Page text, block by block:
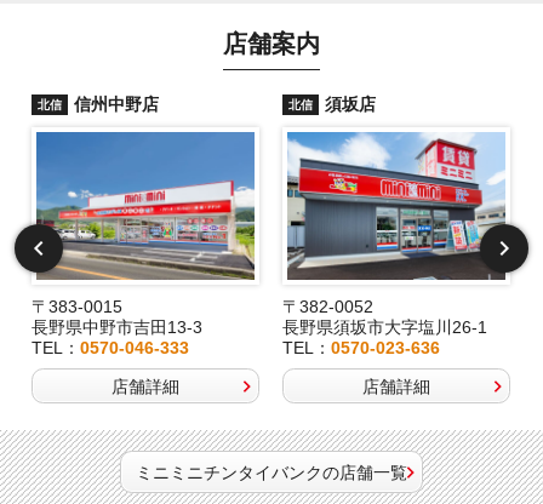
店舗案内
北信 信州中野店
〒383-0015
長野県中野市吉田13-3
TEL： 0570-046-333
店舗詳細
北信 須坂店
〒382-0052
長野県須坂市大字塩川26-1
TEL：0570-023-636
店舗詳細
ミニミニチンタイバンクの店舗一覧